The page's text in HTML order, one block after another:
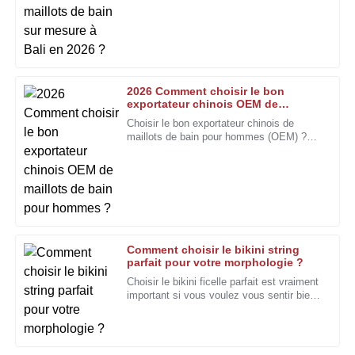
2026 Comment choisir le bon
exportateur chinois OEM de
maillots de bain pour hommes ?
Choisir le bon exportateur chinois de
maillots de bain pour hommes (OEM) ?
Comment choisir le bikini string
parfait pour votre morphologie ?
Choisir le bikini ficelle parfait est vraiment
important si vous voulez vous sentir bien
15 Janvier 2026
M
Excellent produit. Le service après-vente a dépassé mes
attentes grâce à son professionnalisme.
06 Décembre 2025
Produit de qualité et très durable. L'équipe d'assistance a
fourni un service irréprochable du début à la fin.
18 Janvier